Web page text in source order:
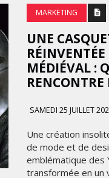
MARKETING
UNE
MÉDIÉVAL :
RENCONTRE
SAMEDI 25 JUILLET
Une création
de mode et de
emblématique des
transformée en un